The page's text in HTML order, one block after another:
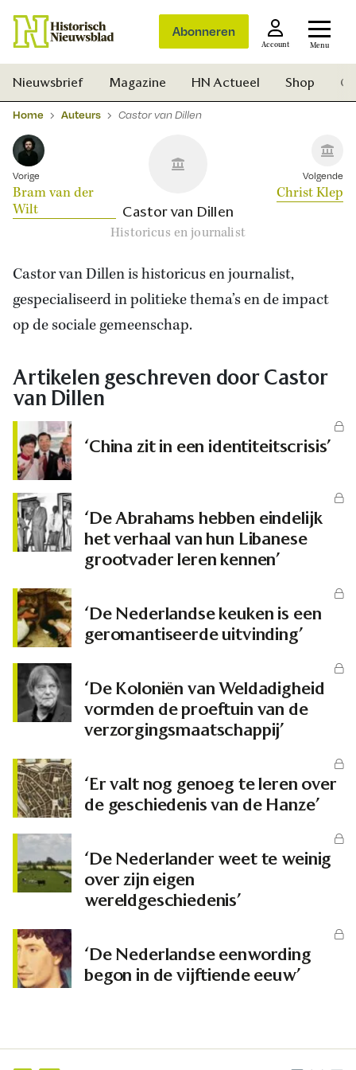
Abonneren
Account Menu
Nieuwsbrief Magazine HN Actueel Shop
Home Auteurs Castor van Dillen
Vorige
Bram van der
Wilt
Castor van Dillen
Historicus en journalist
Volgende
Christ Klep
Castor van Dillen is historicus en journalist,
gespecialiseerd in politieke thema’s en de impact
op de sociale gemeenschap.
Artikelen geschreven door Castor
van Dillen
‘China zit in een identiteitscrisis’
‘De Abrahams hebben eindelijk
het verhaal van hun Libanese
grootvader leren kennen’
‘De Nederlandse keuken is een
geromantiseerde uitvinding’
‘De Koloniën van Weldadigheid
vormden de proeftuin van de
verzorgingsmaatschappij’
‘Er valt nog genoeg te leren over
de geschiedenis van de Hanze’
‘De Nederlander weet te weinig
over zijn eigen
wereldgeschiedenis’
‘De Nederlandse eenwording
begon in de vijftiende eeuw’